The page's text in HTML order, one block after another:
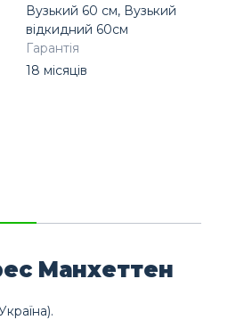
Вузький 60 см, Вузький
відкидний 60см
Гарантія
18 місяців
Манхеттен